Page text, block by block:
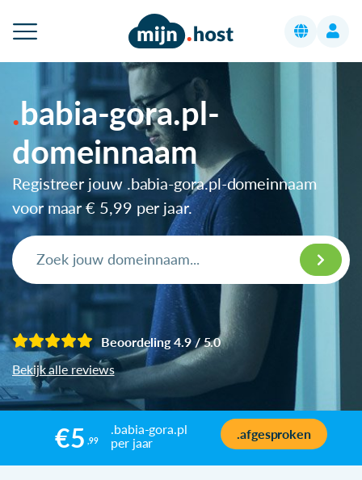
babia-gora.pl-
domeinnaam
Registreer jouw .babia-gora.pl-domeinnaam
voor maar€ 5,99 per jaar.
Beoordeling 4.9 / 5.0
Bekijk alle reviews
€5 ,99
.babia-gora.pl
per jaar
.afgesproken